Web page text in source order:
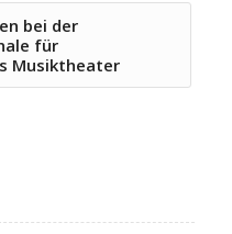
bei der
für
Musiktheater